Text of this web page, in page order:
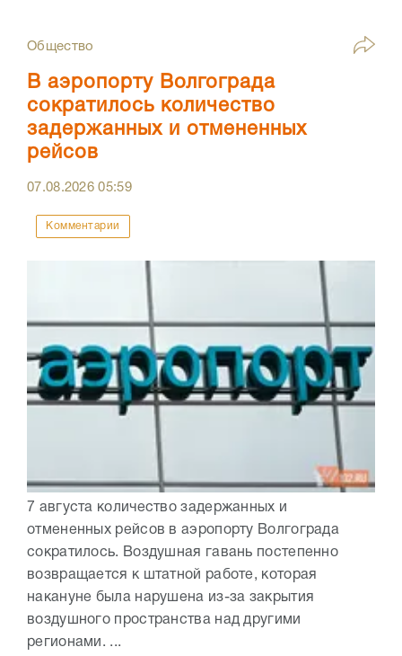
Общество
В аэропорту Волгограда
сократилось количество
задержанных и отмененных
рейсов
07.08.202605:59
Комментарии
7 августа количество задержанных и
отмененных рейсов в аэропорту Волгограда
сократилось. Воздушная гавань постепенно
возвращается к штатной работе, которая
накануне была нарушена из-за закрытия
воздушного пространства над другими
регионами. ...